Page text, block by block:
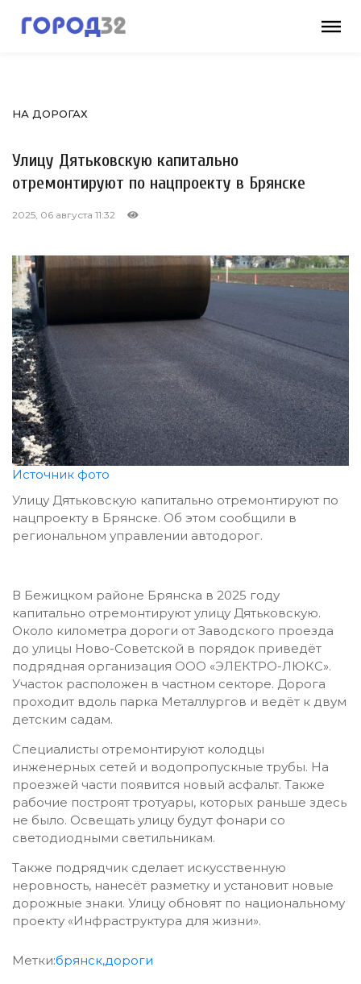
НА ДОРОГАХ
Улицу Дятьковскую капитально
отремонтируют по нацпроекту в Брянске
2025, 06 августа 11:32
Источник фото
Улицу Дятьковскую капитально отремонтируют по
нацпроекту в Брянске. Об этом сообщили в
региональном управлении автодорог.
В Бежицком районе Брянска в 2025 году
капитально отремонтируют улицу Дятьковскую.
Около километра дороги от Заводского проезда
до улицы Ново-Советской в порядок приведёт
подрядная организация ООО «ЭЛЕКТРО-ЛЮКС».
Участок расположен в частном секторе. Дорога
проходит вдоль парка Металлургов и ведёт к двум
детским садам.
Специалисты отремонтируют колодцы
инженерных сетей и водопропускные трубы. На
проезжей части появится новый асфальт. Также
рабочие построят тротуары, которых раньше здесь
не было. Освещать улицу будут фонари со
светодиодными светильникам.
Также подрядчик сделает искусственную
неровность, нанесёт разметку и установит новые
дорожные знаки. Улицу обновят по национальному
проекту «Инфраструктура для жизни».
Метки:брянск,дороги